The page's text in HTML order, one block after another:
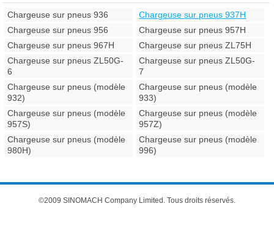
Chargeuse sur pneus 936
Chargeuse sur pneus 937H
Chargeuse sur pneus 956
Chargeuse sur pneus 957H
Chargeuse sur pneus 967H
Chargeuse sur pneus ZL75H
Chargeuse sur pneus ZL50G-
6
Chargeuse sur pneus ZL50G-
7
Chargeuse sur pneus (modèle
932)
Chargeuse sur pneus (modèle
933)
Chargeuse sur pneus (modèle
957S)
Chargeuse sur pneus (modèle
957Z)
Chargeuse sur pneus (modèle
980H)
Chargeuse sur pneus (modèle
996)
©2009 SINOMACH Company Limited. Tous droits réservés.